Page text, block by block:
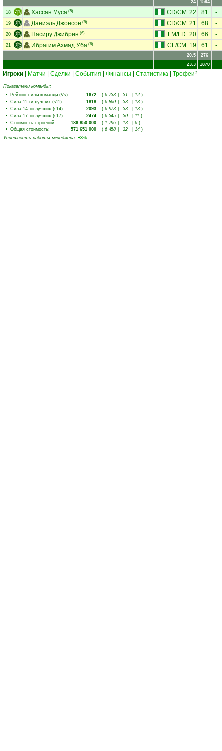
24 1594
18 Хассан Муса (5) CD/CM 22 81 -
19 Даниэль Джонсон (8) CD/CM 21 68 -
20 Насиру Джибрин (6) LM/LD 20 66 -
21 Ибрагим Ахмад Уба (6) CF/CM 19 61 -
20.5
276
23.3
1870
Игроки Матчи Сделки События Финансы Статистика Трофеи 2
Показатели команды:
• Рейтинг силы команды (Vs): 1672 ( 6 733 31 12 )
• Сила 11-ти лучших (s11): 1818 ( 6 860 33 13 )
• Сила 14-ти лучших (s14): 2093 ( 6 973 33 13 )
• Сила 17-ти лучших (s17): 2474 ( 6 345 30 11 )
• Стоимость строений: 186 850 000 ( 1 796 13 6 )
• Общая стоимость: 571 651 000 ( 6 458 32 14 )
Успешность работы менеджера: +3%